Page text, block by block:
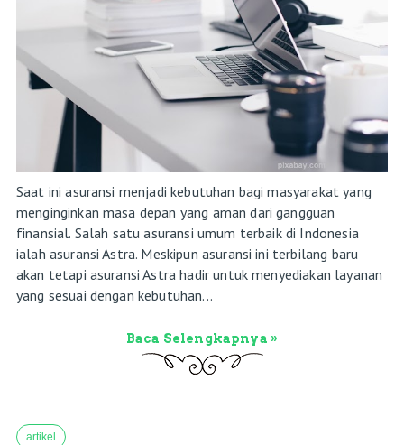
Saat ini asuransi menjadi kebutuhan bagi masyarakat yang
menginginkan masa depan yang aman dari gangguan
finansial. Salah satu asuransi umum terbaik di Indonesia
ialah asuransi Astra. Meskipun asuransi ini terbilang baru
akan tetapi asuransi Astra hadir untuk menyediakan layanan
yang sesuai dengan kebutuhan...
Baca Selengkapnya »
artikel